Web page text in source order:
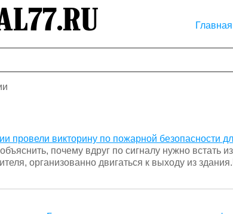
Главная
провели викторину по пожарной безопасности
почему вдруг по сигналу нужно встать
организованно двигаться к выходу из